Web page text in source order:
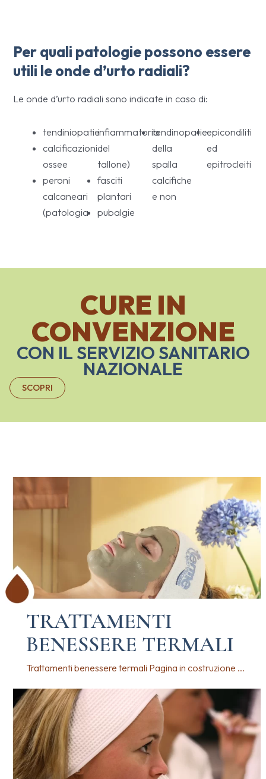
Per quali patologie possono essere
utili le onde d’urto radiali?
Le onde d’urto radiali sono indicate in caso di:
tendiniopatie
calcificazioni
ossee
peroni
calcaneari
(patologia
infiammatoria
del
tallone)
fasciti
plantari
pubalgie
tendinopatie
della
spalla
calcifiche
e non
epicondiliti
ed
epitrocleiti
CURE IN
CONVENZIONE
CON IL SERVIZIO SANITARIO
NAZIONALE
SCOPRI
TRATTAMENTI
BENESSERE TERMALI
Trattamenti benessere termali Pagina in costruzione ...